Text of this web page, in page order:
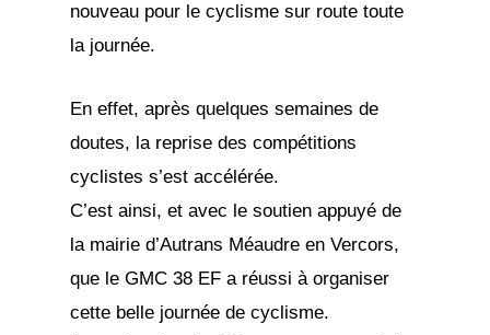
nouveau pour le cyclisme sur route toute
la journée.
En effet, après quelques semaines de
doutes, la reprise des compétitions
cyclistes s’est accélérée.
C’est ainsi, et avec le soutien appuyé de
la mairie d’Autrans Méaudre en Vercors,
que le GMC 38 EF a réussi à organiser
cette belle journée de cyclisme.